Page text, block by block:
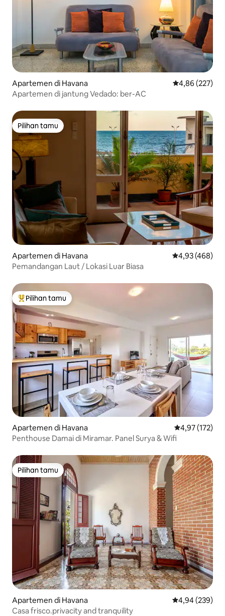
Apartemen di Havana Nilai rata-rata
4,86 (227)
Apartemen di jantung Vedado: ber-AC
Pilihan tamu
Pilihan tamu
Apartemen di Havana Nilai rata-rata
4,93 (468)
Pemandangan Laut / Lokasi Luar Biasa
Pilihan tamu terpopuler
Pilihan tamu
Apartemen di Havana Nilai rata-rata
4,97 (172)
Penthouse Damai di Miramar. Panel Surya & Wifi
Pilihan tamu
Pilihan tamu
Apartemen di Havana Nilai rata-rata
4,94 (239)
Casa frisco.privacity and tranquility